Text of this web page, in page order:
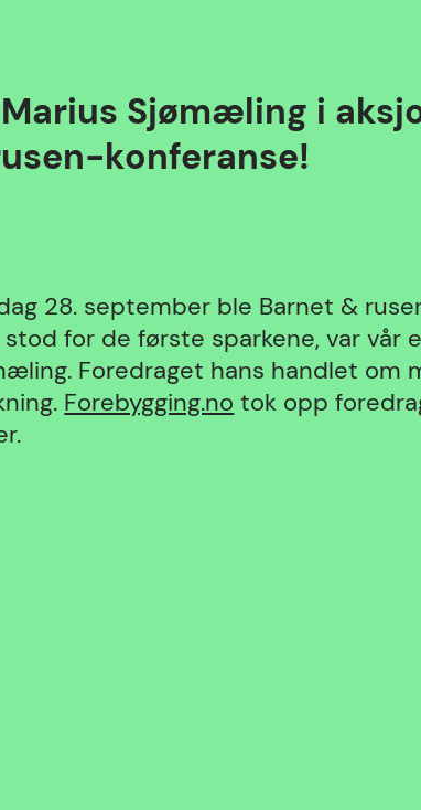
Marius Sjømæling i
konferanse!
28. september ble Barnet &
stod for de første sparkene, var vår
Foredraget hans handlet om
Forebygging.no tok opp